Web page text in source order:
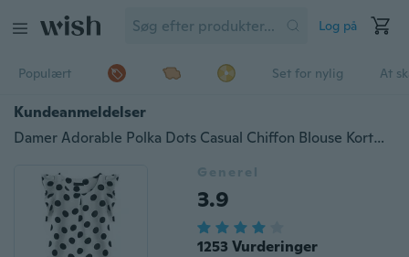
Log på
Populært Set for nylig At
Kundeanmeldelser
Damer Adorable Polka Dots Casual Chiffon Blouse Kortærmet T-shirt Sommer toppe
Generel
3.9
1253 Vurderinger